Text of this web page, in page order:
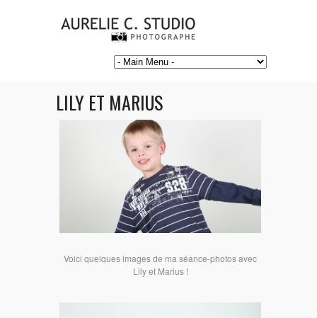
LILY ET MARIUS
Voici quelques images de ma séance-photos avec
Lily et Marius !